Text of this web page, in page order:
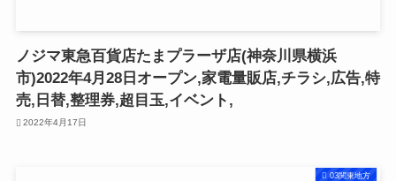
ノジマ東急百貨店たまプラーザ店(神奈川県横浜
市)2022年4月28日オープン,家電量販店,チラシ,広告,特
売,日替,整理券,超目玉,イベント,
2022年4月17日
03関東地方